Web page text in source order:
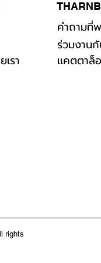
เรา
คำถามที่
ร่วมงานกั
เเคตตา
rights